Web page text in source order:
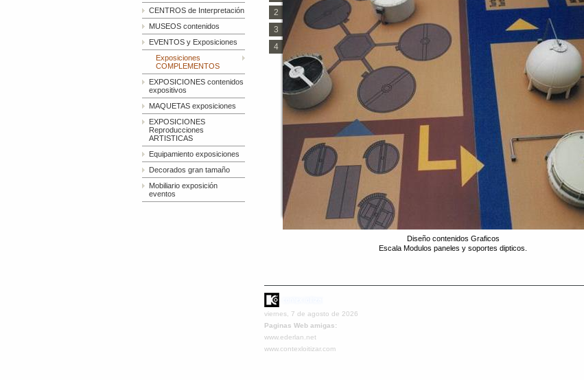
CENTROS de Interpretación
MUSEOS contenidos
EVENTOS y Exposiciones
Exposiciones
COMPLEMENTOS
EXPOSICIONES contenidos
expositivos
MAQUETAS exposiciones
EXPOSICIONES
Reproducciones
ARTISTICAS
Equipamiento exposiciones
Decorados gran tamaño
Mobiliario exposición
eventos
2
3
4
Diseño contenidos Graficos
Escala Modulos paneles y soportes dipticos.
viernes, 7 de agosto de 2026
Paginas Web amigas:
www.ederlan.net
www.contexloitizar.com